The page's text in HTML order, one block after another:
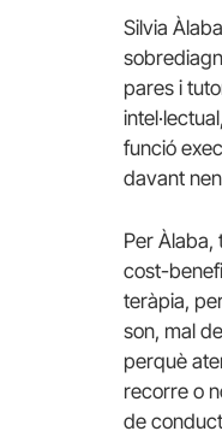
Silvia
pares i
funció
davant
Per Àlaba,
cost-
teràpia,
son, mal
perquè
recorre o
de